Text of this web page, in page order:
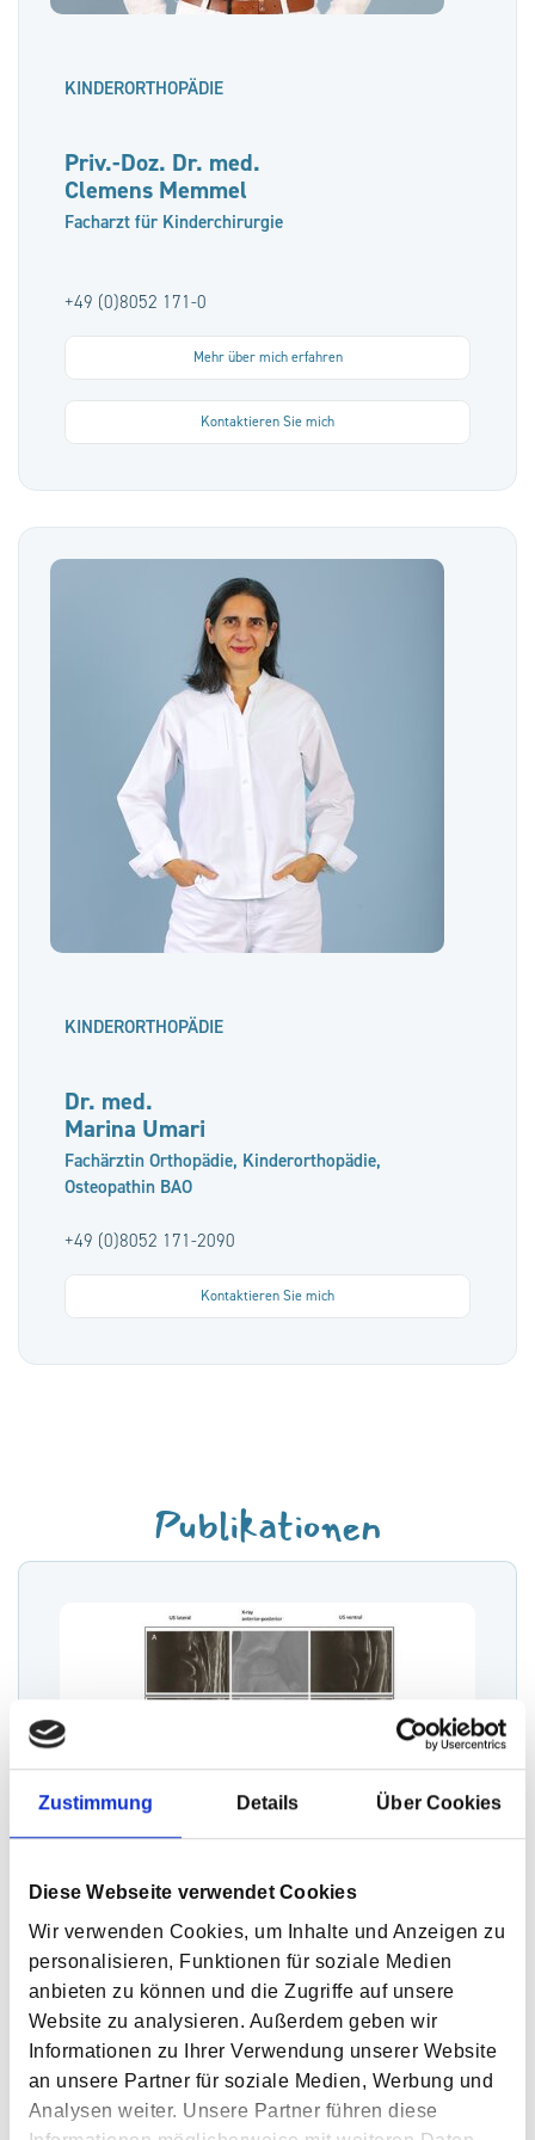
Zustimmung Details Über Cookies
Diese Webseite verwendet Cookies
Wir verwenden Cookies, um Inhalte und Anzeigen zu
personalisieren, Funktionen für soziale Medien
anbieten zu können und die Zugriffe auf unsere
Website zu analysieren. Außerdem geben wir
Informationen zu Ihrer Verwendung unserer Website
an unsere Partner für soziale Medien, Werbung und
Analysen weiter. Unsere Partner führen diese
KINDERORTHOPÄDIE
Priv.-Doz. Dr. med.
Clemens Memmel
Facharzt für Kinderchirurgie
+49 (0)8052 171-0
Mehr über mich erfahren
Kontaktieren Sie mich
KINDERORTHOPÄDIE
Dr. med.
Marina Umari
Fachärztin Orthopädie, Kinderorthopädie,
Osteopathin BAO
+49 (0)8052 171-2090
Kontaktieren Sie mich
Publikationen
Kinder mit Zerebralparese (ICP) oder einer angeborenen
Hüftreifungsstörung (DDH) brauchen regelmäßige
Hüftkontrollen, damit ein „Weglaufen“ des Hüftkopfs aus der
Pfanne (Dezentrierung) früh erkannt und behandelt werden
kann. Röntgen ist dafür üblich – bedeutet aber